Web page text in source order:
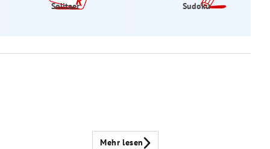
Solitaer Sudoku
Mehr lesen